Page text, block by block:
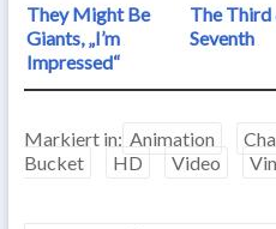
They Might Be
Giants, „I’m
Impressed“
The Third
Seventh
Markiert in: Animation
Bucket
HD Video